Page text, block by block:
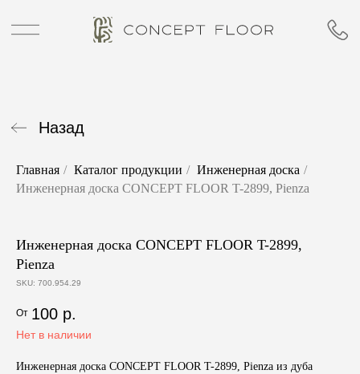
Главная / Каталог продукции / Инженерная доска /
Инженерная доска CONCEPT FLOOR T-2899, Pienza
Инженерная доска CONCEPT FLOOR T-2899,
Pienza
SKU: 700.954.29
100 р.
Нет в наличии
Инженерная доска CONCEPT FLOOR T-2899, Pienza из дуба